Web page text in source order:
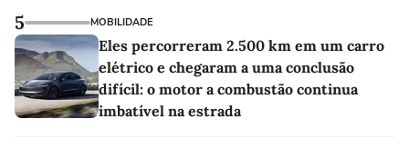
5 MOBILIDADE
Eles percorreram 2.500 km em um carro
elétrico e chegaram a uma conclusão
difícil: o motor a combustão continua
imbatível na estrada